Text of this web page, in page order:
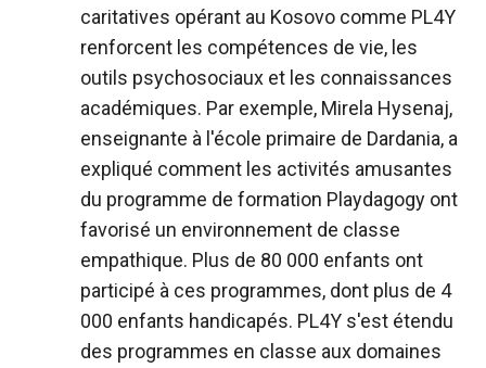
caritatives opérant au Kosovo comme PL4Y
renforcent les compétences de vie, les
outils psychosociaux et les connaissances
académiques. Par exemple, Mirela Hysenaj,
enseignante à l'école primaire de Dardania, a
expliqué comment les activités amusantes
du programme de formation Playdagogy ont
favorisé un environnement de classe
empathique. Plus de 80 000 enfants ont
participé à ces programmes, dont plus de 4
000 enfants handicapés. PL4Y s'est étendu
des programmes en classe aux domaines